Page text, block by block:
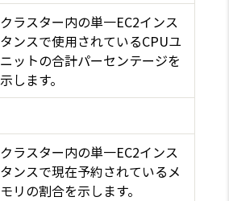
クラスター内の単一EC2インス
タンスで使用されているCPUユ
ニットの合計パーセンテージを
示します。
クラスター内の単一EC2インス
タンスで現在予約されているメ
モリの割合を示します。